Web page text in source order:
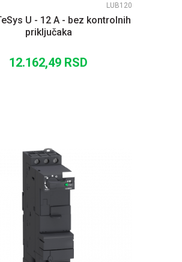
LUB120
U - 12 A - bez kontrolnih
priključaka
12.162,49 RSD
UPOREDI